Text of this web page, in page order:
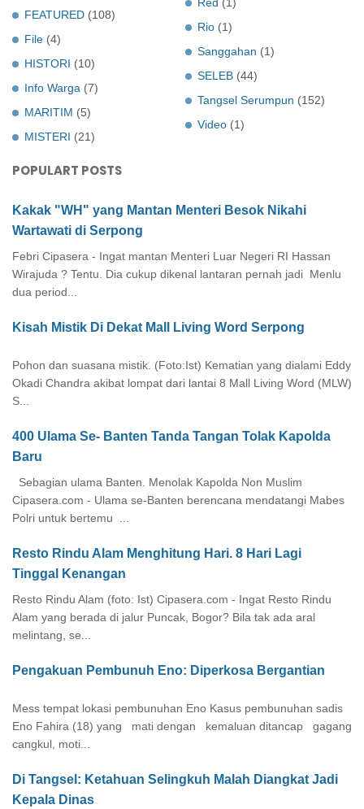
FEATURED (108)
File (4)
HISTORI (10)
Info Warga (7)
MARITIM (5)
MISTERI (21)
Rio (1)
Sanggahan (1)
SELEB (44)
Tangsel Serumpun (152)
Video (1)
POPULART POSTS
Kakak "WH" yang Mantan Menteri Besok Nikahi
Wartawati di Serpong
Febri Cipasera - Ingat mantan Menteri Luar Negeri RI Hassan
Wirajuda ? Tentu. Dia cukup dikenal lantaran pernah jadi Menlu
dua period...
Kisah Mistik Di Dekat Mall Living Word Serpong
Pohon dan suasana mistik. (Foto:Ist) Kematian yang dialami Eddy
Okadi Chandra akibat lompat dari lantai 8 Mall Living Word (MLW)
S...
400 Ulama Se- Banten Tanda Tangan Tolak Kapolda
Baru
Sebagian ulama Banten. Menolak Kapolda Non Muslim
Cipasera.com - Ulama se-Banten berencana mendatangi Mabes
Polri untuk bertemu ...
Resto Rindu Alam Menghitung Hari. 8 Hari Lagi
Tinggal Kenangan
Resto Rindu Alam (foto: Ist) Cipasera.com - Ingat Resto Rindu
Alam yang berada di jalur Puncak, Bogor? Bila tak ada aral
melintang, se...
Pengakuan Pembunuh Eno: Diperkosa Bergantian
Mess tempat lokasi pembunuhan Eno Kasus pembunuhan sadis
Eno Fahira (18) yang mati dengan kemaluan ditancap gagang
cangkul, moti...
Di Tangsel: Ketahuan Selingkuh Malah Diangkat Jadi
Kepala Dinas